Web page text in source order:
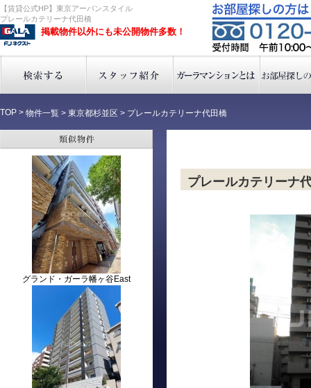
【賃貸公式HP】東京アーバンスタイル
プレールカテリーナ代田橋
掲載物件以外にも未公開物件多数！
TOP > 物件一覧 > 東京都杉並区 > プレールカテリーナ代田橋
グランド・ガーラ幡ヶ谷East
プレールカテリーナ